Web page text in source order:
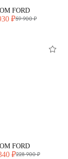
FORD
₽59 900 ₽
FORD
₽228 900 ₽